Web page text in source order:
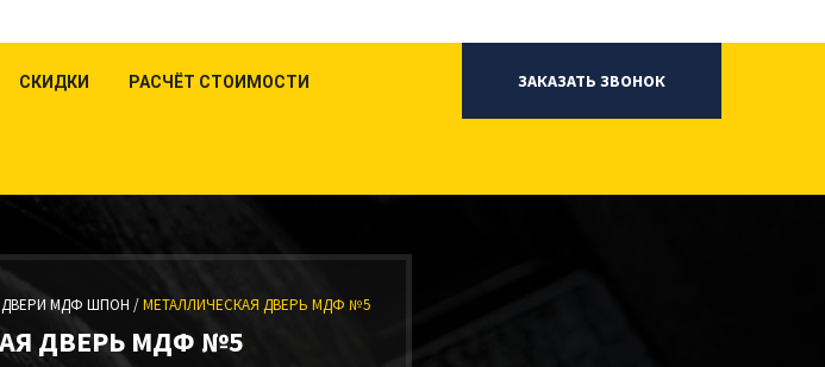
СКИДКИ РАСЧЁТ СТОИМОСТИ ЗАКАЗАТЬ ЗВОНОК
ДВЕРИ МДФ ШПОН /МЕТАЛЛИЧЕСКАЯ ДВЕРЬ МДФ №5
ДВЕРЬ МДФ №5